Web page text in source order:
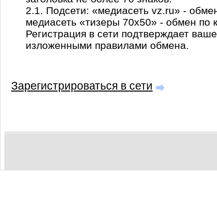
2.1. Подсети: «медиасеть vz.ru» -
медиасеть «тизеры 70х50» - обмен по
Регистрация в сети подтверждает
изложенными правилами обмена.
Зарегистрироваться в сети